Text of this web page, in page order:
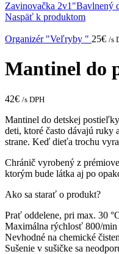
Zavinovačka 2v1"Bavlnený
Naspäť k produktom
Organizér "Veľryby " 25€ /s
Mantinel do
42€ /s DPH
Mantinel do detskej
deti, ktoré často dávajú ruky
strane. Keď dieťa trochu
Chránič vyrobený z
ktorým bude látka aj po
Ako sa starať o produkt?
Prať oddelene, pri max. 30
Maximálna rýchlosť 800/min
Nevhodné na chemické
Sušenie v sušičke sa